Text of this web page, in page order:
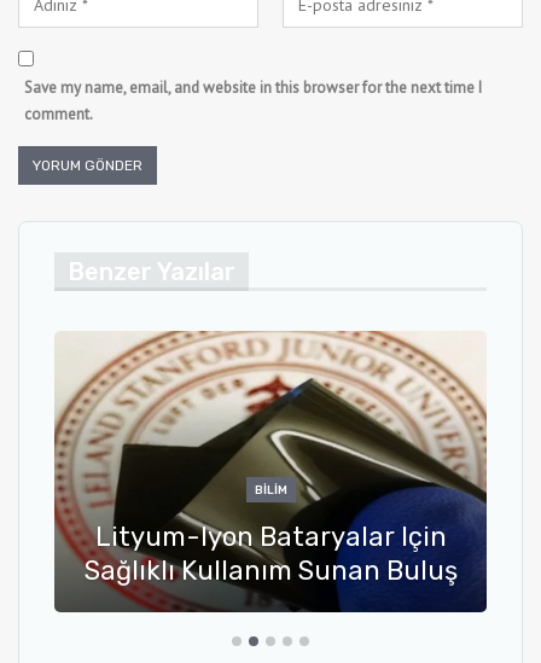
Save my name, email, and website in this browser for the next time I
comment.
Benzer Yazılar
Lityum-Iyon Bataryalar Için
Kullanım Sunan Buluş
Su